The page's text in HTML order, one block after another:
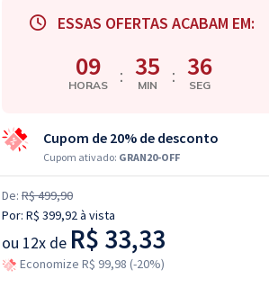
ESSAS OFERTAS ACABAM EM:
09
HORAS : 35
MIN : 35
SEG
Cupom de 20% de desconto
Cupom ativado: GRAN20-OFF
De: R$ 499,90
Por: R$ 399,92à vista
ou 12x de R$ 33,33
Economize R$ 99,98 (-20%)